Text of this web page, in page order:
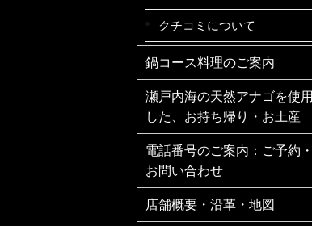
クチコミについて
鍋コース料理のご案内
瀬戸内海の天然アナゴを使用
した、お持ち帰り・お土産
電話番号のご案内：ご予約・
お問い合わせ
店舗概要・沿革・地図